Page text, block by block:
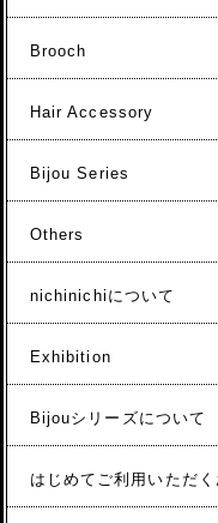
Brooch
Hair Accessory
Bijou Series
Others
nichinichiについて
Exhibition
Bijouシリーズについて
はじめてご利用いただ